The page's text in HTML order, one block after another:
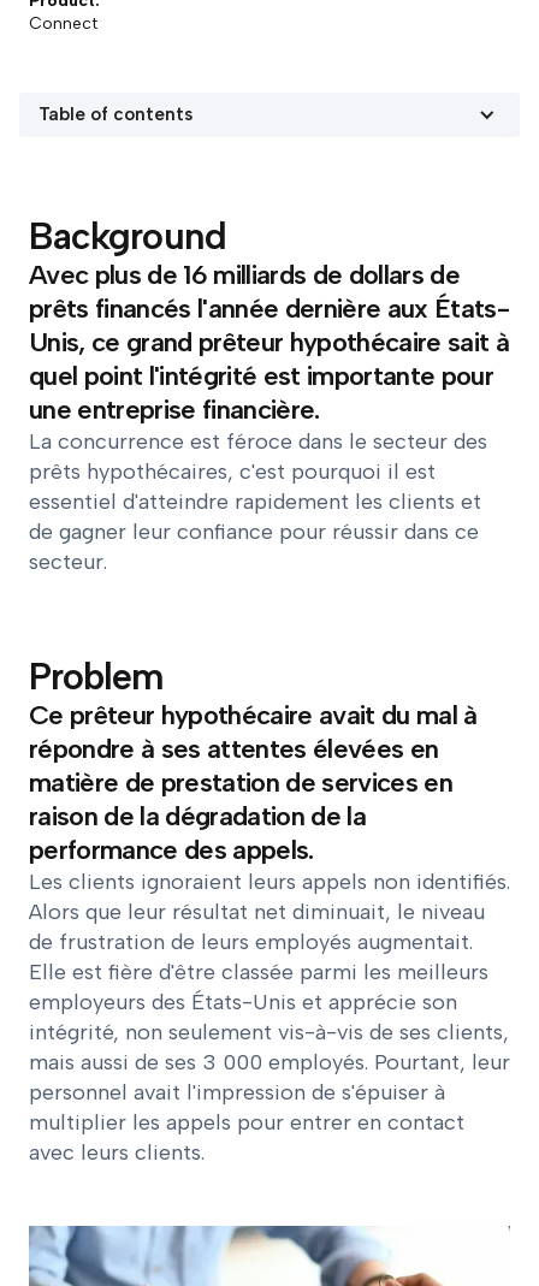
Connect
Table of contents
Background
Avec plus de 16 milliards de dollars de
prêts financés l'année dernière aux États-
Unis, ce grand prêteur hypothécaire sait à
quel point l'intégrité est importante pour
une entreprise financière.
La concurrence est féroce dans le secteur des
prêts hypothécaires, c'est pourquoi il est
essentiel d'atteindre rapidement les clients et
de gagner leur confiance pour réussir dans ce
secteur.
Problem
Ce prêteur hypothécaire avait du mal à
répondre à ses attentes élevées en
matière de prestation de services en
raison de la dégradation de la
performance des appels.
Les clients ignoraient leurs appels non identifiés.
Alors que leur résultat net diminuait, le niveau
de frustration de leurs employés augmentait.
Elle est fière d'être classée parmi les meilleurs
employeurs des États-Unis et apprécie son
intégrité, non seulement vis-à-vis de ses clients,
mais aussi de ses 3 000 employés. Pourtant, leur
personnel avait l'impression de s'épuiser à
multiplier les appels pour entrer en contact
avec leurs clients.